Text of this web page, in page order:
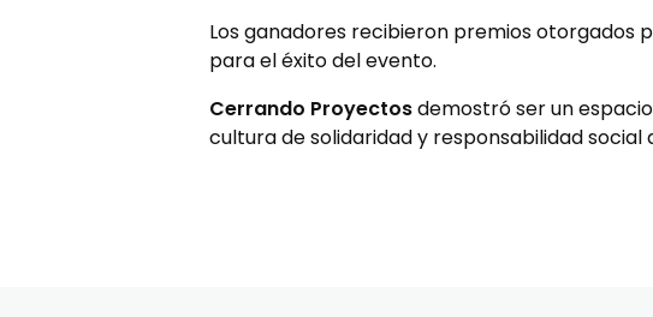
Los ganadores recibieron premios otorgados
para el éxito del evento.
Cerrando Proyectosdemostró ser un
cultura de solidaridad y responsabilidad social